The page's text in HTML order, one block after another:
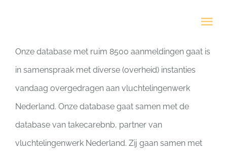
Veelgestelde vragen
MISSIE
Onze database met ruim 8500 aanmeldingen gaat is
in samenspraak met diverse (overheid) instanties
vandaag overgedragen aan vluchtelingenwerk
Nederland. Onze database gaat samen met de
database van takecarebnb, partner van
vluchtelingenwerk Nederland. Zij gaan samen met